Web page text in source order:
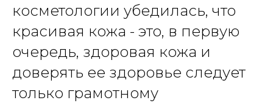
косметологии убедилась, что
красивая кожа - это, в первую
очередь, здоровая кожа и
доверять ее здоровье следует
только грамотному